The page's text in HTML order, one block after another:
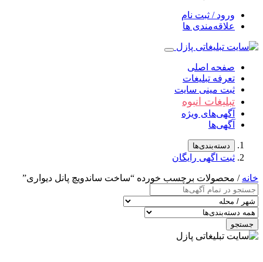
ورود / ثبت نام
علاقه‌مندی ها
صفحه اصلی
تعرفه تبلیغات
ثبت مینی سایت
تبلیغات انبوه
آگهی‌های ویژه
آگهی‌ها
دسته‌بندی‌ها
ثبت اگهی رایگان
خانه / محصولات برچسب خورده “ساخت ساندویچ پانل دیواری”
جستجو